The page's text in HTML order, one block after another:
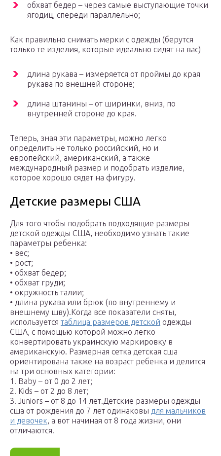
обхват бедер – через самые выступающие точки
ягодиц, спереди параллельно;
Как правильно снимать мерки с одежды (берутся
только те изделия, которые идеально сидят на вас)
длина рукава – измеряется от проймы до края
рукава по внешней стороне;
длина штанины – от ширинки, вниз, по
внутренней стороне до края.
Теперь, зная эти параметры, можно легко
определить не только российский, но и
европейский, американский, а также
международный размер и подобрать изделие,
которое хорошо сядет на фигуру.
Детские размеры США
Для того чтобы подобрать подходящие размеры
детской одежды США, необходимо узнать такие
параметры ребенка:
• вес;
• рост;
• обхват бедер;
• обхват груди;
• окружность талии;
• длина рукава или брюк (по внутреннему и
внешнему шву).Когда все показатели сняты,
используется таблица размеров детской одежды
США, с помощью которой можно легко
конвертировать украинскую маркировку в
американскую. Размерная сетка детская сша
ориентирована также на возраст ребенка и делится
на три основных категории:
1. Baby – от 0 до 2 лет;
2. Kids – от 2 до 8 лет;
3. Juniors – от 8 до 14 лет.Детские размеры одежды
сша от рождения до 7 лет одинаковы для мальчиков
и девочек, а вот начиная от 8 года жизни, они
отличаются.